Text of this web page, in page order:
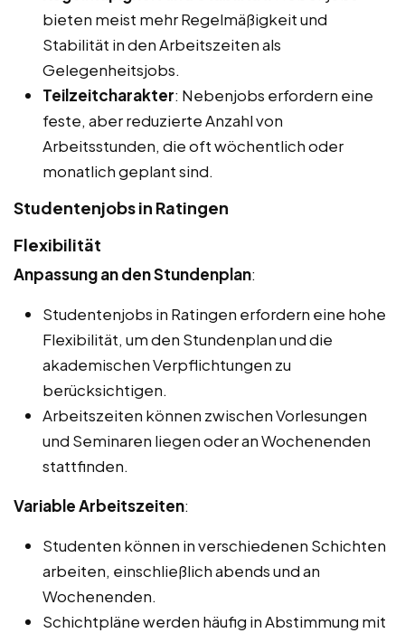
bieten meist mehr Regelmäßigkeit und
Stabilität in den Arbeitszeiten als
Gelegenheitsjobs.
Teilzeitcharakter: Nebenjobs erfordern eine
feste, aber reduzierte Anzahl von
Arbeitsstunden, die oft wöchentlich oder
monatlich geplant sind.
Studentenjobs in Ratingen
Flexibilität
Anpassung an den Stundenplan:
Studentenjobs in Ratingen erfordern eine hohe
Flexibilität, um den Stundenplan und die
akademischen Verpflichtungen zu
berücksichtigen.
Arbeitszeiten können zwischen Vorlesungen
und Seminaren liegen oder an Wochenenden
stattfinden.
Variable Arbeitszeiten:
Studenten können in verschiedenen Schichten
arbeiten, einschließlich abends und an
Wochenenden.
Schichtpläne werden häufig in Abstimmung mit